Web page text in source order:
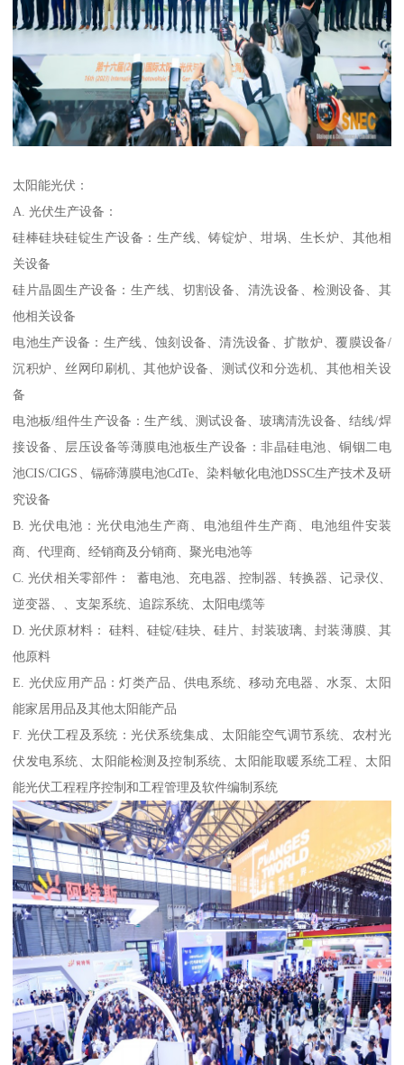
太阳能光伏：
A. 光伏生产设备：
硅棒硅块硅锭生产设备：生产线、铸锭炉、坩埚、生长炉、其他相
关设备
硅片晶圆生产设备：生产线、切割设备、清洗设备、检测设备、其
他相关设备
电池生产设备：生产线、蚀刻设备、清洗设备、扩散炉、覆膜设备/
沉积炉、丝网印刷机、其他炉设备、测试仪和分选机、其他相关设
备
电池板/组件生产设备：生产线、测试设备、玻璃清洗设备、结线/焊
接设备、层压设备等薄膜电池板生产设备：非晶硅电池、铜铟二电
池CIS/CIGS、镉碲薄膜电池CdTe、染料敏化电池DSSC生产技术及研
究设备
B. 光伏电池：光伏电池生产商、电池组件生产商、电池组件安装
商、代理商、经销商及分销商、聚光电池等
C. 光伏相关零部件： 蓄电池、充电器、控制器、转换器、记录仪、
逆变器、、支架系统、追踪系统、太阳电缆等
D. 光伏原材料： 硅料、硅锭/硅块、硅片、封装玻璃、封装薄膜、其
他原料
E. 光伏应用产品：灯类产品、供电系统、移动充电器、水泵、太阳
能家居用品及其他太阳能产品
F. 光伏工程及系统：光伏系统集成、太阳能空气调节系统、农村光
伏发电系统、太阳能检测及控制系统、太阳能取暖系统工程、太阳
能光伏工程程序控制和工程管理及软件编制系统